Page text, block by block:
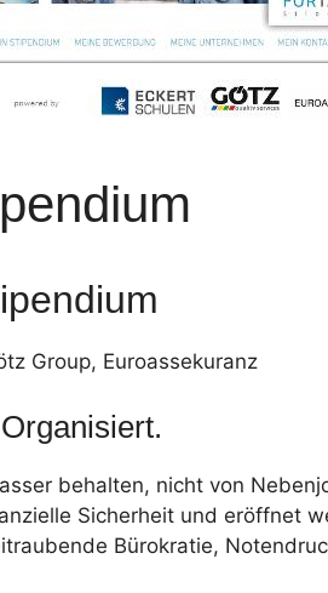
Group, Euroassekuranz
behalten, nicht von
Sicherheit und eröffnet
Bürokratie,